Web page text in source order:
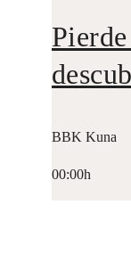
BBK Kuna
00:00h